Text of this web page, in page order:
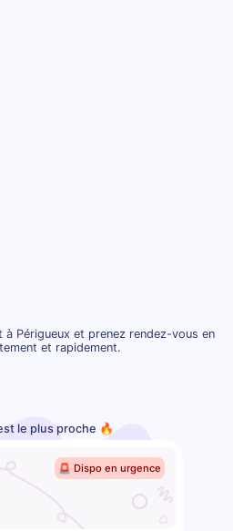
à Périgueux et prenez rendez-vous en
et rapidement.
le plus proche 🔥
🚨 Dispo en urgence